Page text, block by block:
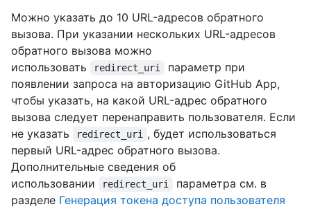
Можно указать до 10 URL-адресов обратного
вызова. При указании нескольких URL-адресов
обратного вызова можно
использовать
redirect_uri
параметр при
появлении запроса на авторизацию GitHub App,
чтобы указать, на какой URL-адрес обратного
вызова следует перенаправить пользователя. Если
не указать
redirect_uri
, будет использоваться
первый URL-адрес обратного вызова.
Дополнительные сведения об
использовании
redirect_uri
параметра см. в
разделе Генерация токена доступа пользователя